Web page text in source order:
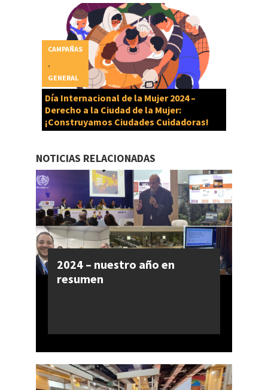
Día Internacional de la Mujer 2024 –
Derecho a la Ciudad de la Mujer:
¡Construyamos Ciudades Cuidadoras!
CAMPAÑAS
,
GENERAL
NOTICIAS RELACIONADAS
2024 – nuestro año en
resumen